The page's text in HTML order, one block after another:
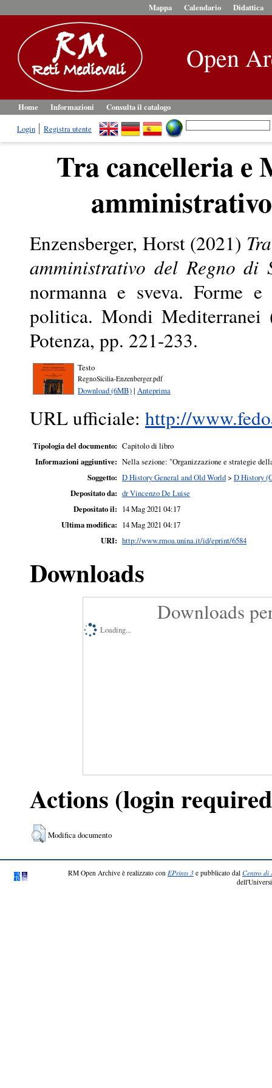
Mappa Calendario Didattica
Open
Home Informazioni
Consulta il catalogo
Login
Registra utente
Tra cancelleria e
Enzensberger, Horst(2021)
amministrativo del Regno di
normanna e sveva. Forme
politica. Mondi Mediterranei
Potenza, pp. 221-233.
Testo
RegnoSicilia-Enzenberger.pdf
Download (6MB)| Anteprima
URL ufficiale: http://
Tipologia del documento: Capitolo di libro
Informazioni aggiuntive: Nella sezione: "Organizzazione e strategie
Soggetto: D History General and Old World> D History
Depositato da: dr Vincenzo De Luise
Depositato il: 14 Mag 2021 04:17
Ultima modifica: 14 Mag 2021 04:17
URI: http://www.rmoa.unina.it/id/eprint/6584
Downloads
Downloads
Loading...
Actions (login
Modifica documento
RM Open Archive è realizzato con EPrints 3 e pubblicato dal Centro di